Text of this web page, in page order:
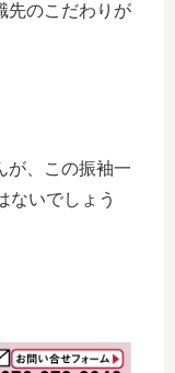
先のこだわりが
が、この振袖一
ないでしょう